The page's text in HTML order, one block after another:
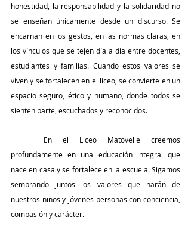
honestidad, la responsabilidad y la solidaridad no
se enseñan únicamente desde un discurso. Se
encarnan en los gestos, en las normas claras, en
los vínculos que se tejen día a día entre docentes,
estudiantes y familias. Cuando estos valores se
viven y se fortalecen en el liceo, se convierte en un
espacio seguro, ético y humano, donde todos se
sienten parte, escuchados y reconocidos.
profundamente en una educación integral que
nace en casa y se fortalece en la escuela. Sigamos
sembrando juntos los valores que harán de
nuestros niños y jóvenes personas con conciencia,
compasión y carácter.